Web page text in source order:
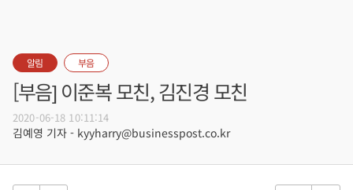
알림 부음
[부음] 이준복 모친, 김진경 모친
2020-06-18 10:11:14
김예영 기자 - kyyharry@businesspost.co.kr